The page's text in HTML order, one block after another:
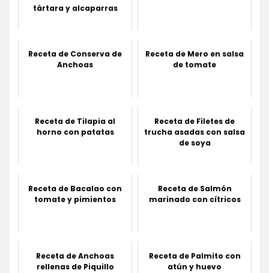
tártara y alcaparras
Receta de Conserva de
Anchoas
Receta de Mero en salsa
de tomate
Receta de Tilapia al
horno con patatas
Receta de Filetes de
trucha asadas con salsa
de soya
Receta de Bacalao con
tomate y pimientos
Receta de Salmón
marinado con cítricos
Receta de Anchoas
rellenas de Piquillo
Receta de Palmito con
atún y huevo